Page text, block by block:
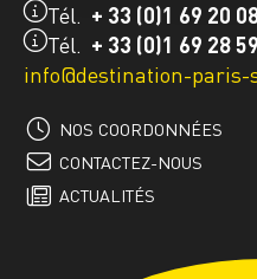
Tél. + 33 (0)1 69 20
Tél. + 33 (0)1 69 28
info@destination-paris-
NOS COORDONNÉES
CONTACTEZ-NOUS
ACTUALITÉS